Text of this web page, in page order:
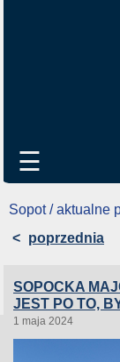
☰
Sopot / aktualne
< poprzednia
SOPOCKA
JEST PO TO,
1 maja 2024